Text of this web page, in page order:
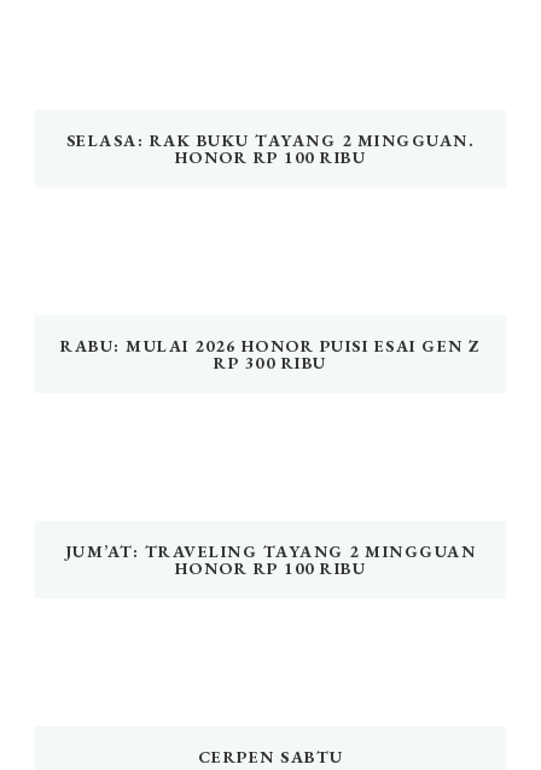
SELASA: RAK BUKU TAYANG 2 MINGGUAN.
HONOR RP 100 RIBU
RABU: MULAI 2026 HONOR PUISI ESAI GEN Z
RP 300 RIBU
JUM’AT: TRAVELING TAYANG 2 MINGGUAN
HONOR RP 100 RIBU
CERPEN SABTU